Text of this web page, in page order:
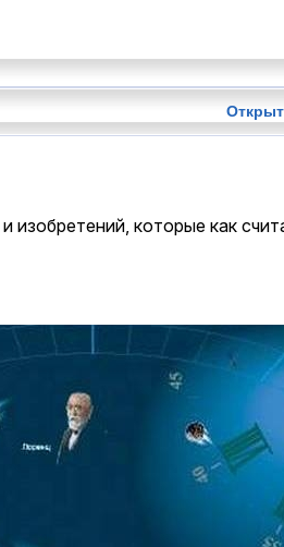
изобретений, которые как